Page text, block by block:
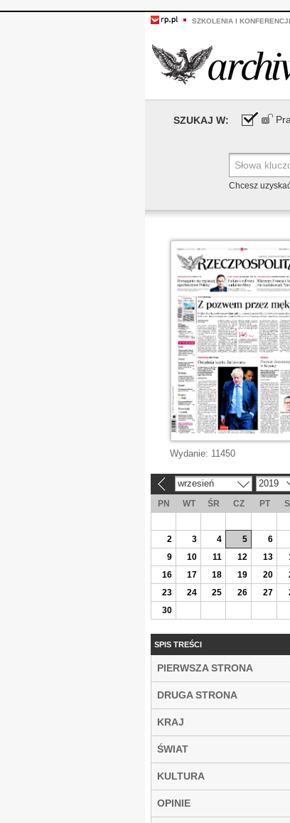
SZKOLENIA I
SZUKAJ W:
Chcesz
Wydanie: 11450
wrzesień 2019
PN WT ŚR CZ PT
2
3 4 5 6
9
10 11 12 13
16
17 18 19 20
23
24 25 26 27
30
SPIS TREŚCI
PIERWSZA STRONA
DRUGA STRONA
KRAJ
ŚWIAT
KULTURA
OPINIE